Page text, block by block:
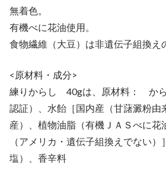
無着色。
有機べに花油使用。
食物繊維（大豆）は非遺伝子組換え
<原材料・成分>
練りからし 40gは、原材料： から
認証）、水飴［国内産（甘藷澱粉由
産）、植物油脂（有機ＪＡＳべに花
（アメリカ・遺伝子組換えでない
塩）、香辛料